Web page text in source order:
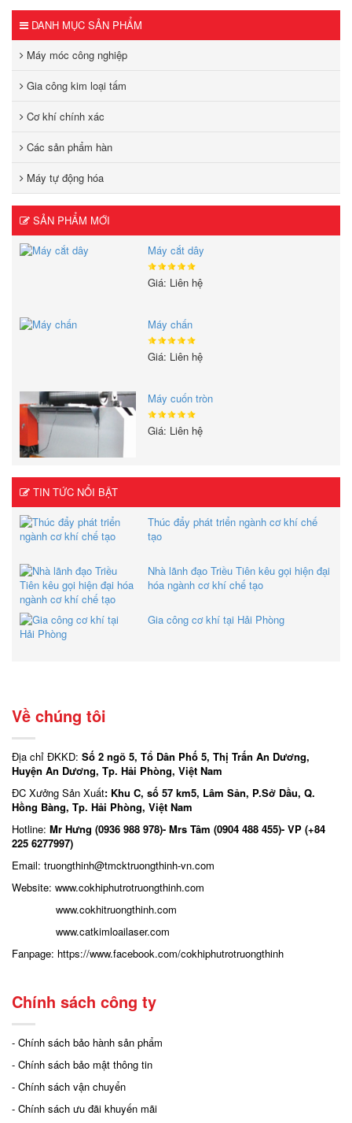
DANH MỤC SẢN PHẨM
Máy móc công nghiệp
Gia công kim loại tấm
Cơ khí chính xác
Các sản phẩm hàn
Máy tự động hóa
SẢN PHẨM MỚI
Máy cắt dây
Giá: Liên hệ
Máy chấn
Giá: Liên hệ
Máy cuốn tròn
Giá: Liên hệ
TIN TỨC NỔI BẬT
Thúc đẩy phát triển ngành cơ khí chế
tạo
Nhà lãnh đạo Triều Tiên kêu gọi hiện đại
hóa ngành cơ khí chế tạo
Gia công cơ khí tại Hải Phòng
Về chúng tôi
Địa chỉ ĐKKD: Số 2 ngõ 5, Tổ Dân Phố 5, Thị Trấn An Dương,
Huyện An Dương, Tp. Hải Phòng, Việt Nam
ĐC Xưởng Sản Xuất: Khu C, số 57 km5, Lâm Sản, P.Sở Dầu, Q.
Hồng Bàng, Tp. Hải Phòng, Việt Nam
Hotline: Mr Hưng (0936 988 978)- Mrs Tâm (0904 488 455)- VP (+84
225 6277997)
Email: truongthinh@tmcktruongthinh-vn.com
Website: www.cokhiphutrotruongthinh.com
www.cokhitruongthinh.com
www.catkimloailaser.com
Fanpage: https://www.facebook.com/cokhiphutrotruongthinh
Chính sách công ty
- Chính sách bảo hành sản phẩm
- Chính sách bảo mật thông tin
- Chính sách vận chuyển
- Chính sách ưu đãi khuyến mãi